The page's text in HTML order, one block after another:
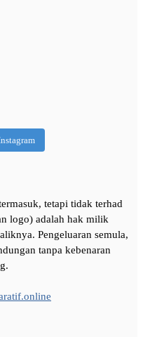
tetapi tidak terhad
logo) adalah hak milik
Pengeluaran semula,
tanpa kebenaran